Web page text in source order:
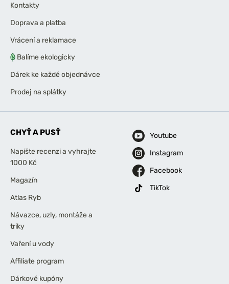
Kontakty
Doprava a platba
Vrácení a reklamace
Balíme ekologicky
Dárek ke každé objednávce
Prodej na splátky
CHYŤ A PUSŤ
Napište recenzi a vyhrajte
1000 Kč
Magazín
Atlas Ryb
Návazce, uzly, montáže a
triky
Vaření u vody
Affiliate program
Dárkové kupóny
Youtube
Instagram
Facebook
TikTok